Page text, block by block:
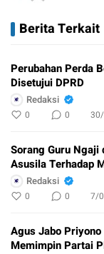
Berita Terkait
Perubahan Perda
Disetujui DPRD
Redaksi
0 0
Sorang Guru Ngaji
Asusila Terhadap
Redaksi
0 0 7/
Agus Jabo
Memimpin Partai